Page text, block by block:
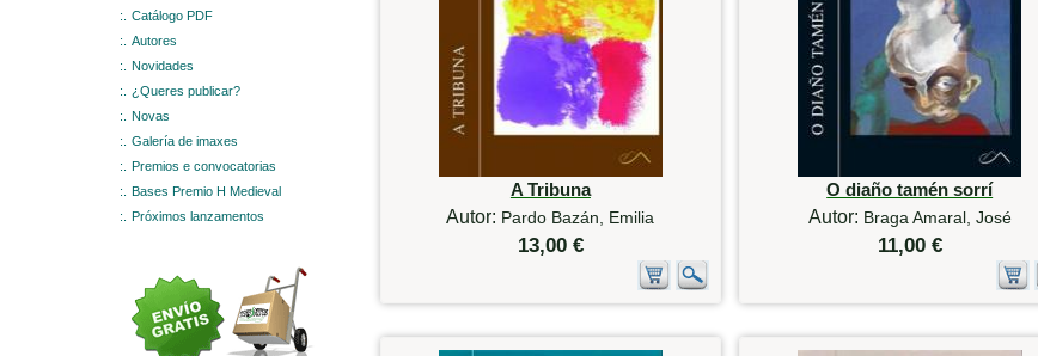
:.
Catálogo PDF
:.
Autores
:.
Novidades
:.
¿Queres publicar?
:.
Novas
:.
Galería de imaxes
:.
Premios e convocatorias
:.
Bases Premio H Medieval
:.
Próximos lanzamentos
A Tribuna
Autor: Pardo Bazán, Emilia
13,00 €
O diaño tamén sorrí
Autor: Braga Amaral, José
11,00 €